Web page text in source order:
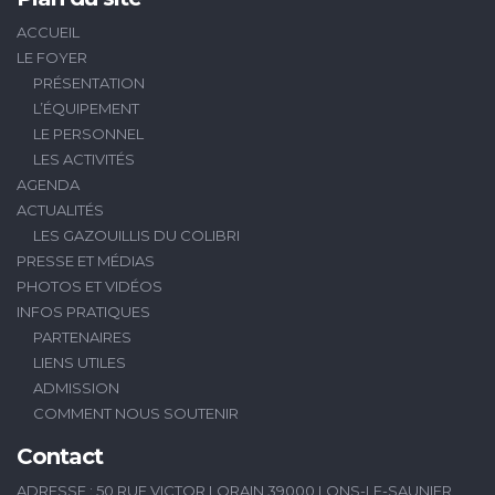
ACCUEIL
LE FOYER
PRÉSENTATION
L’ÉQUIPEMENT
LE PERSONNEL
LES ACTIVITÉS
AGENDA
ACTUALITÉS
LES GAZOUILLIS DU COLIBRI
PRESSE ET MÉDIAS
PHOTOS ET VIDÉOS
INFOS PRATIQUES
PARTENAIRES
LIENS UTILES
ADMISSION
COMMENT NOUS SOUTENIR
Contact
ADRESSE : 50 RUE VICTOR LORAIN 39000 LONS-LE-SAUNIER